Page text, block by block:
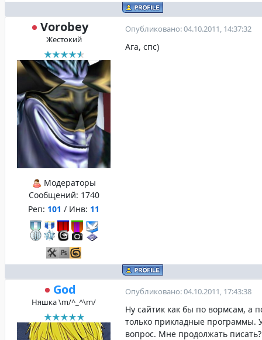
Vorobey
Жестокий
Модераторы
Сообщений: 1740
Реп: 101 / Инв: 11
Опубликовано: 04.10.2011, 14:37:32
Ага, спс)
God
Няшка \m/^_^\m/
Опубликовано: 04.10.2011, 17:43:38
Ну сайтик как бы по вормсам, а
только прикладные программы.
вопрос. Мне продолжать